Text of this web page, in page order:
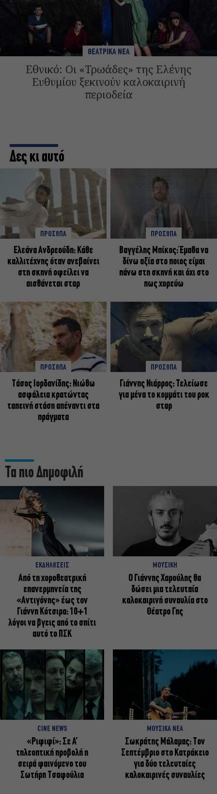
ΘΕΑΤΡΙΚΑ ΝΕΑ
Εθνικό: Οι «Τρωάδες» της Ελένης
Ευθυμίου ξεκινούν καλοκαιρινή
περιοδεία
Δες κι αυτό
ΠΡΟΣΩΠΑ
Ελεάνα Ανδρεούδη: Κάθε
καλλιτέχνης όταν ανεβαίνει
στη σκηνή οφείλει να
αισθάνεται σταρ
ΠΡΟΣΩΠΑ
Βαγγέλης Μπίκος: Έμαθα να
δίνω αξία στο ποιος είμαι
πάνω στη σκηνή και όχι στο
πως χορεύω
ΠΡΟΣΩΠΑ
Tάσος Ιορδανίδης: Νιώθω
ασφάλεια κρατώντας
ταπεινή στάση απέναντι στα
πράγματα
ΠΡΟΣΩΠΑ
Γιάννης Νιάρρος: Τελείωσε
για μένα το κομμάτι του ροκ
σταρ
Τα πιο Δημοφιλή
ΕΚΔΗΛΩΣΕΙΣ
Από τη χοροθεατρική
επανερμηνεία της
«Αντιγόνης» έως τον
Γιάννη Κότσιρα: 10+1
λόγοι να βγεις από το σπίτι
αυτό το ΠΣΚ
ΜΟΥΣΙΚΗ
Ο Γιάννης Χαρούλης θα
δώσει μια τελευταία
καλοκαιρινή συναυλία στο
Θέατρο Γης
CINE NEWS
«Ριφιφί»: Σε Α’
τηλεοπτική προβολή η
σειρά φαινόμενο του
Σωτήρη Τσαφούλια
ΜΟΥΣΙΚΑ ΝΕΑ
Σωκράτης Μάλαμας: Τον
Σεπτέμβριο στο Κατράκειο
για δύο τελευταίες
καλοκαιρινές συναυλίες